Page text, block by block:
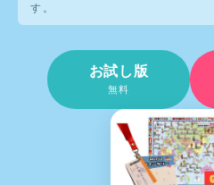
す。
お試し版
無料